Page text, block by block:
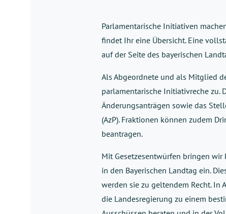
Parlamentarische Initiativen
findet Ihr eine Übersicht. Eine
auf der Seite des bayerischen
Als Abgeordnete und als Mitglied
parlamentarische Initiativreche zu.
Änderungsanträgen sowie das
(AzP). Fraktionen können zudem
beantragen.
Mit Gesetzesentwürfen bringen wir
in den Bayerischen Landtag ein.
werden sie zu geltendem Recht. In
die Landesregierung zu einem